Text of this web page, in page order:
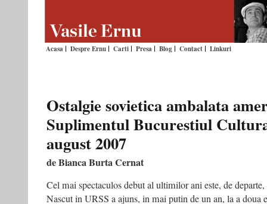
Acasa Despre Ernu Carti Presa Blog Contact Linkuri
Ostalgie sovietica ambalata
Suplimentul Bucurestiul
august 2007
de Bianca Burta Cernat
Cel mai spectaculos debut al ultimilor ani este, de
Nascut in URSS a ajuns, in mai putin de un an, la a doua